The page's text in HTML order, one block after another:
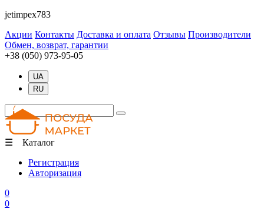
jetimpex783
Акции Контакты Доставка и оплата Отзывы Производители
Обмен, возврат, гарантии
+38 (050) 973-95-05
UA
RU
☰ Каталог
Регистрация
Авторизация
0
0